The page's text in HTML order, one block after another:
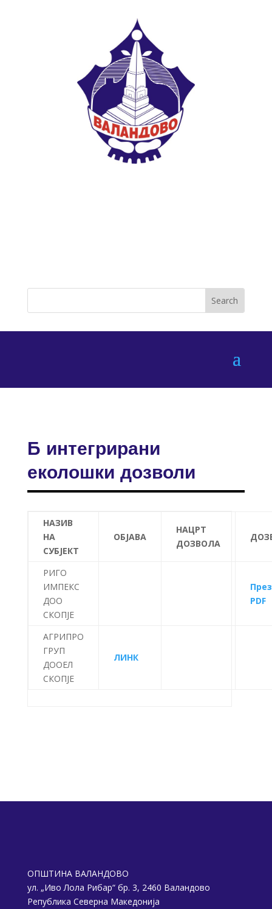
Б интегрирани
еколошки дозволи
НАЗИВ
НА
СУБЈЕКТ
ОБЈАВА
НАЦРТ
ДОЗВОЛА
РИГО
ИМПЕКС
ДОО
СКОПЈЕ
PDF
АГРИПРО
ГРУП
ДООЕЛ
СКОПЈЕ
ЛИНК
ОПШТИНА ВАЛАНДОВО
ул. „Иво Лола Рибар“ бр. 3, 2460 Валандово
Република Северна Македонија